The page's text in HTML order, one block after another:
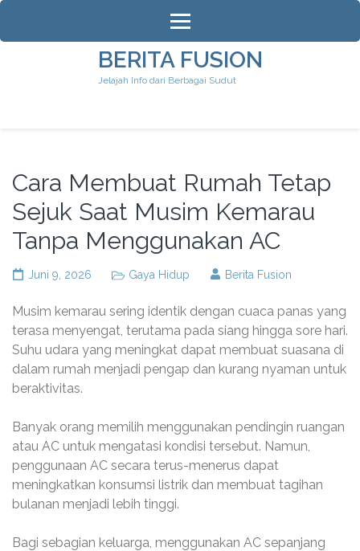
Lompat
konten
BERITA FUSION
Jelajah Info dari Berbagai Sudut
Cara Membuat Rumah Tetap
Sejuk Saat Musim Kemarau
Tanpa Menggunakan AC
Juni 9, 2026 Gaya Hidup Berita Fusion
Musim kemarau sering identik dengan cuaca panas yang
terasa menyengat, terutama pada siang hingga sore hari.
Suhu udara yang meningkat dapat membuat suasana di
dalam rumah menjadi pengap dan kurang nyaman untuk
beraktivitas.
Banyak orang memilih menggunakan pendingin ruangan
atau AC untuk mengatasi kondisi tersebut. Namun,
penggunaan AC secara terus-menerus dapat
meningkatkan konsumsi listrik dan membuat tagihan
bulanan menjadi lebih tinggi.
Bagi sebagian keluarga, menggunakan AC sepanjang